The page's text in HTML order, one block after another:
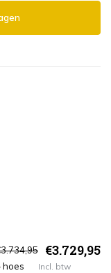
€3.729,95
hoes Incl. btw